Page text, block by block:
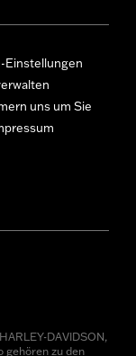
Einstellungen
uns um Sie
DAVIDSON,
gehören zu den